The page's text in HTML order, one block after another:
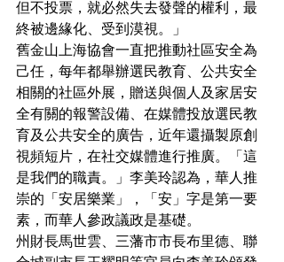
但不投票，就必然失去發聲的權利，最
終被邊緣化、受到漠視。」
舊金山上海協會一直把推動社區安全為
己任，每年都舉辦選民教育、公共安全
相關的社區外展，贈送與個人及家居安
全有關的報警設備、在媒體投放選民教
育及公共安全的廣告，近年還攝製原創
視頻短片，在社交媒體進行推廣。「這
是我們的職責。」李美玲認為，華人推
崇的「安居樂業」，「安」字是第一要
素，而華人參政議政是基礎。
州財長馬世雲、三藩市市長布里德、聯